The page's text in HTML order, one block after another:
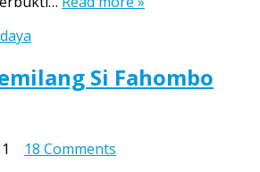
Si Fahombo
18 Comments